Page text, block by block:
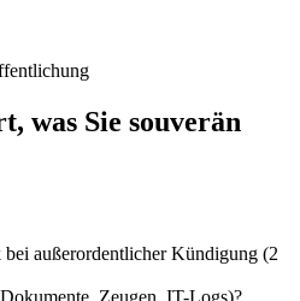
was Sie souverän
außerordentlicher Kündigung (2